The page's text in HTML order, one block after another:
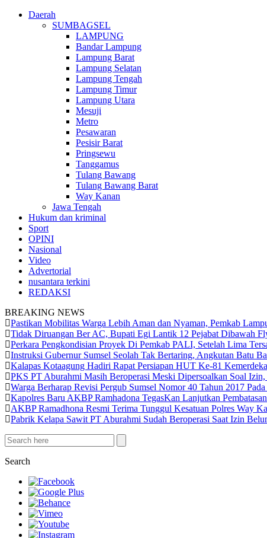
Daerah
SUMBAGSEL
LAMPUNG
Bandar Lampung
Lampung Barat
Lampung Selatan
Lampung Tengah
Lampung Timur
Lampung Utara
Mesuji
Metro
Pesawaran
Pesisir Barat
Pringsewu
Tanggamus
Tulang Bawang
Tulang Bawang Barat
Way Kanan
Jawa Tengah
Hukum dan kriminal
Sport
OPINI
Nasional
Video
Advertorial
nusantara terkini
REDAKSI
BREAKING NEWS
Pastikan Mobilitas Warga Lebih Aman dan Nyaman, Pemkab
Tidak Diruangan Ber AC, Bupati Egi Lantik 12 Pejabat Dibawah
Perkara Pengkondisian Proyek Di Pemkab PALI, Setelah Lima
Instruksi Gubernur Sumsel Seolah Tak Bertaring, Angkutan Batu
Kalapas Kotaagung Hadiri Rapat Persiapan HUT Ke-81
PKS PT Aburahmi Masih Beroperasi Meski Dipersoalkan Soal
Warga Berharap Revisi Pergub Sumsel Nomor 40 Tahun 2017
Kapolres Baru AKBP Ramhadona TegasKan Lanjutkan
AKBP Ramadhona Resmi Terima Tunggul Kesatuan Polres Way
Pabrik Kelapa Sawit PT Aburahmi Sudah Beroperasi Saat Izin
Search